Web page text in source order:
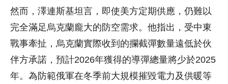
然而，澤連斯基坦言，即使美方定期供應，仍難以
完全滿足烏克蘭龐大的防空需求。他指出，受中東
戰事牽扯，烏克蘭實際收到的攔截彈數量遠低於伙
伴方承諾，預計2026年獲得的導彈總量將少於2025
年。為防範俄軍在冬季前大規模摧毀電力及供暖等